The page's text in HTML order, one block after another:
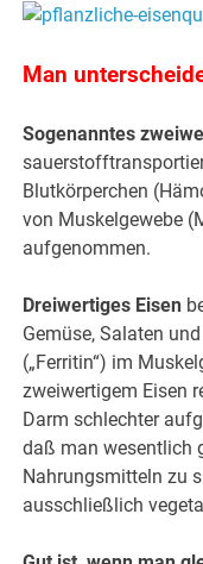
Man
Sogenanntes
Blutkörperchen
von Muskelgewebe
aufgenommen.
Dreiwertiges Eisen
Gemüse, Salaten
(„Ferritin“) im
zweiwertigem Eisen
Darm schlechter
daß man wesentlich
Nahrungsmitteln zu
ausschließlich